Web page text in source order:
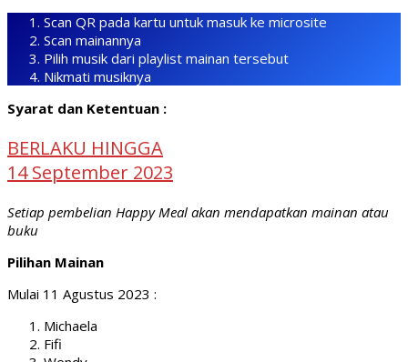
Scan QR pada kartu untuk masuk ke microsite
Scan mainannya
Pilih musik dari playlist mainan tersebut
Nikmati musiknya
Syarat dan Ketentuan :
BERLAKU HINGGA
14 September 2023
Setiap pembelian Happy Meal akan mendapatkan mainan atau
buku
Pilihan Mainan
Mulai 11 Agustus 2023 :
Michaela
Fifi